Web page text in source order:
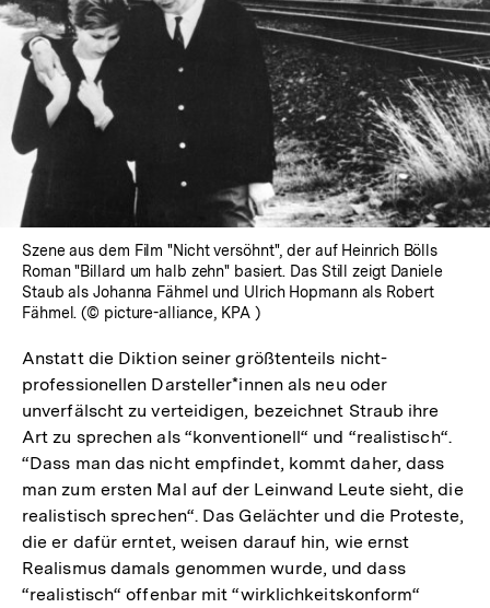
Szene aus dem Film "Nicht versöhnt", der auf Heinrich Bölls
Roman "Billard um halb zehn" basiert. Das Still zeigt Daniele
Staub als Johanna Fähmel und Ulrich Hopmann als Robert
Fähmel. (© picture-alliance, KPA )
Anstatt die Diktion seiner größtenteils nicht-
professionellen Darsteller*innen als neu oder
unverfälscht zu verteidigen, bezeichnet Straub ihre
Art zu sprechen als “konventionell“ und “realistisch“.
“Dass man das nicht empfindet, kommt daher, dass
man zum ersten Mal auf der Leinwand Leute sieht, die
realistisch sprechen“. Das Gelächter und die Proteste,
die er dafür erntet, weisen darauf hin, wie ernst
Realismus damals genommen wurde, und dass
“realistisch“ offenbar mit “wirklichkeitskonform“